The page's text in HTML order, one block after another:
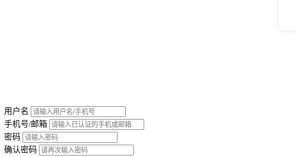
用户名
手机号/邮箱
密码
确认密码